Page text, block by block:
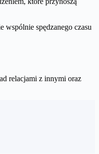
wspólnie spędzanego czasu
relacjami z innymi oraz